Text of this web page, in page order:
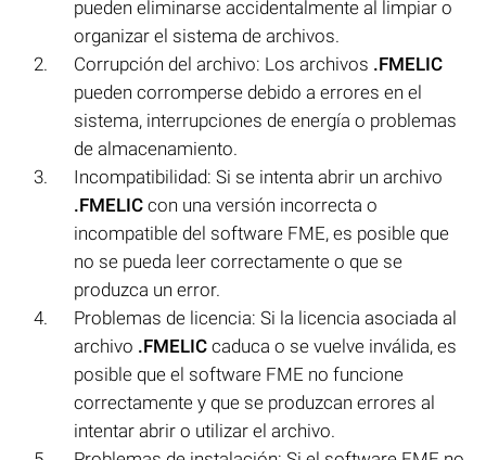
pueden eliminarse accidentalmente al limpiar o
organizar el sistema de archivos.
Corrupción del archivo: Los archivos .FMELIC
pueden corromperse debido a errores en el
sistema, interrupciones de energía o problemas
de almacenamiento.
Incompatibilidad: Si se intenta abrir un archivo
.FMELIC con una versión incorrecta o
incompatible del software FME, es posible que
no se pueda leer correctamente o que se
produzca un error.
Problemas de licencia: Si la licencia asociada al
archivo .FMELIC caduca o se vuelve inválida, es
posible que el software FME no funcione
correctamente y que se produzcan errores al
intentar abrir o utilizar el archivo.